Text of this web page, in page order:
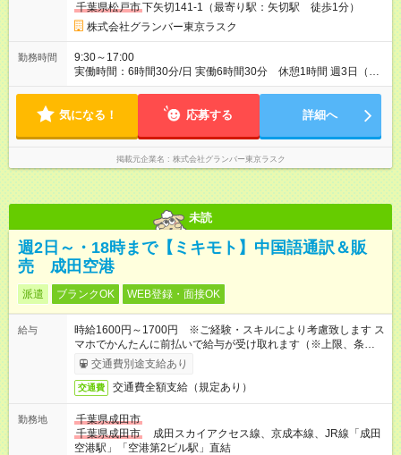
千葉県松戸市下矢切141-1（最寄り駅：矢切駅 徒歩1分）
株式会社グランバー東京ラスク
勤務時間
9:30～17:00
実働時間：6時間30分/日 実働6時間30分 休憩1時間 週3日（扶
養範囲内） 週5日（社会保険加入） ※入社時扶養範囲内で、将
気になる！ 応募する 詳細へ
掲載元企業名 株式会社グランバー東京ラスク
未読
週2日～・18時まで【ミキモト】中国語通訳＆販
売 成田空港
派遣 ブランクOK WEB登録・面接OK
給与
時給1600円～1700円 ※ご経験・スキルにより考慮致します ス
マホでかんたんに前払いで給与が受け取れます（※上限、条件
あり）交通費別途支給あり
交通費 交通費全額支給（規定あり）
勤務地
千葉県成田市
千葉県成田市
成田スカイアクセス線、京成本線、JR線「成田
空港駅」「空港第2ビル駅」直結